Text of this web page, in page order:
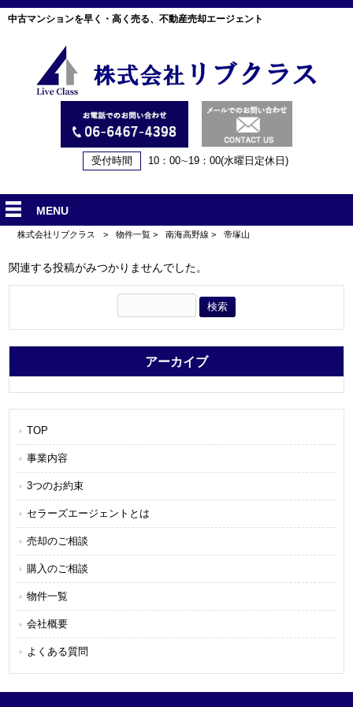
中古マンションを早く・高く売る、不動産売却エージェント
受付時間 10：00∼19：00(水曜日定休日)
MENU
株式会社リブクラス > 物件一覧 > 南海高野線 > 帝塚山
関連する投稿がみつかりませんでした。
アーカイブ
TOP
事業内容
3つのお約束
セラーズエージェントとは
売却のご相談
購入のご相談
物件一覧
会社概要
よくある質問